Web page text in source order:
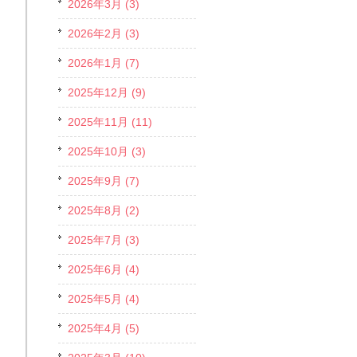
2026年3月 (3)
2026年2月 (3)
2026年1月 (7)
2025年12月 (9)
2025年11月 (11)
2025年10月 (3)
2025年9月 (7)
2025年8月 (2)
2025年7月 (3)
2025年6月 (4)
2025年5月 (4)
2025年4月 (5)